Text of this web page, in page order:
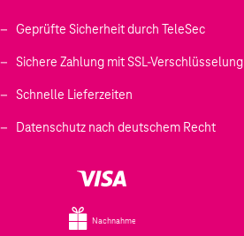
Geprüfte Sicherheit durch TeleSec
Sichere Zahlung mit SSL-Verschlüsselung
Schnelle Lieferzeiten
Datenschutz nach deutschem Recht
Nachnahme